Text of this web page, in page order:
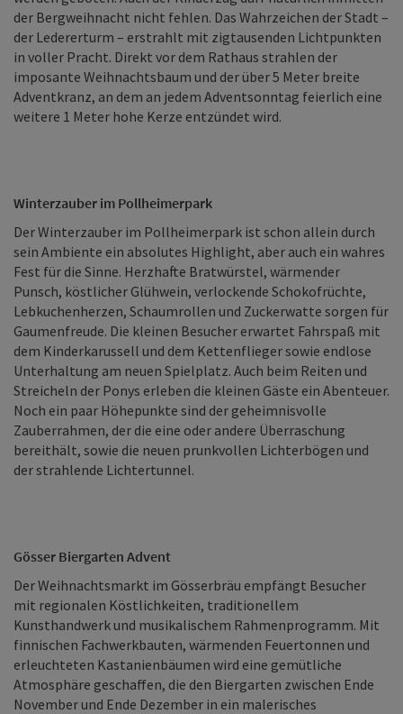
der Bergweihnacht nicht fehlen. Das Wahrzeichen der Stadt –
der Ledererturm – erstrahlt mit zigtausenden Lichtpunkten
in voller Pracht. Direkt vor dem Rathaus strahlen der
imposante Weihnachtsbaum und der über 5 Meter breite
Adventkranz, an dem an jedem Adventsonntag feierlich eine
weitere 1 Meter hohe Kerze entzündet wird.
Winterzauber im Pollheimerpark
Der Winterzauber im Pollheimerpark ist schon allein durch
sein Ambiente ein absolutes Highlight, aber auch ein wahres
Fest für die Sinne. Herzhafte Bratwürstel, wärmender
Punsch, köstlicher Glühwein, verlockende Schokofrüchte,
Lebkuchenherzen, Schaumrollen und Zuckerwatte sorgen für
Gaumenfreude. Die kleinen Besucher erwartet Fahrspaß mit
dem Kinderkarussell und dem Kettenflieger sowie endlose
Unterhaltung am neuen Spielplatz. Auch beim Reiten und
Streicheln der Ponys erleben die kleinen Gäste ein Abenteuer.
Noch ein paar Höhepunkte sind der geheimnisvolle
Zauberrahmen, der die eine oder andere Überraschung
bereithält, sowie die neuen prunkvollen Lichterbögen und
der strahlende Lichtertunnel.
Gösser Biergarten Advent
Der Weihnachtsmarkt im Gösserbräu empfängt Besucher
mit regionalen Köstlichkeiten, traditionellem
Kunsthandwerk und musikalischem Rahmenprogramm. Mit
finnischen Fachwerkbauten, wärmenden Feuertonnen und
erleuchteten Kastanienbäumen wird eine gemütliche
Atmosphäre geschaffen, die den Biergarten zwischen Ende
November und Ende Dezember in ein malerisches